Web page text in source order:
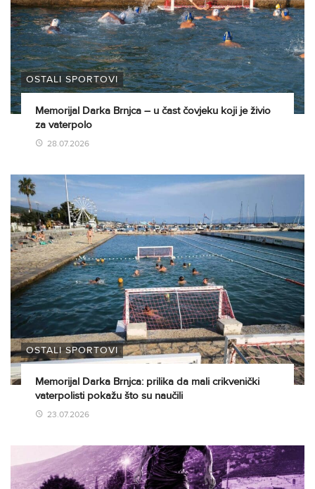
OSTALI SPORTOVI
Memorijal Darka Brnjca – u čast čovjeku koji je živio
za vaterpolo
28.07.2026
OSTALI SPORTOVI
Memorijal Darka Brnjca: prilika da mali crikvenički
vaterpolisti pokažu što su naučili
23.07.2026